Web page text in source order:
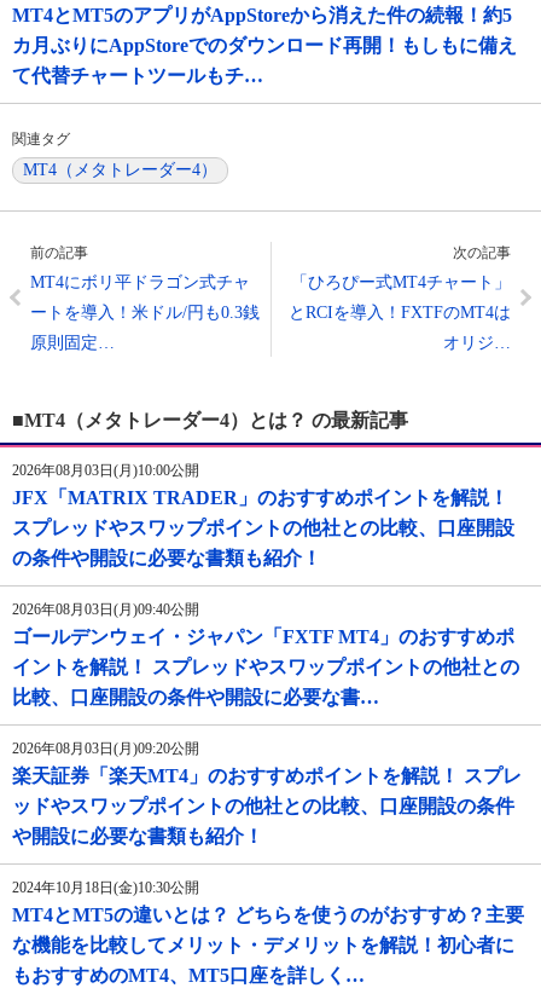
MT4とMT5のアプリがAppStoreから消えた件の続報！約5
カ月ぶりにAppStoreでのダウンロード再開！もしもに備え
て代替チャートツールもチ…
関連タグ
MT4（メタトレーダー4）
前の記事
MT4にボリ平ドラゴン式チャ
ートを導入！米ドル/円も0.3銭
原則固定…
次の記事
「ひろぴー式MT4チャート」
とRCIを導入！FXTFのMT4は
オリジ…
■MT4（メタトレーダー4）とは？ の最新記事
2026年08月03日(月)10:00公開
JFX「MATRIX TRADER」のおすすめポイントを解説！
スプレッドやスワップポイントの他社との比較、口座開設
の条件や開設に必要な書類も紹介！
2026年08月03日(月)09:40公開
ゴールデンウェイ・ジャパン「FXTF MT4」のおすすめポ
イントを解説！ スプレッドやスワップポイントの他社との
比較、口座開設の条件や開設に必要な書…
2026年08月03日(月)09:20公開
楽天証券「楽天MT4」のおすすめポイントを解説！ スプレ
ッドやスワップポイントの他社との比較、口座開設の条件
や開設に必要な書類も紹介！
2024年10月18日(金)10:30公開
MT4とMT5の違いとは？ どちらを使うのがおすすめ？主要
な機能を比較してメリット・デメリットを解説！初心者に
もおすすめのMT4、MT5口座を詳しく…